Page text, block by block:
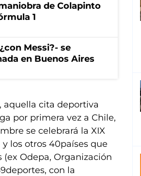
de Colapinto
1
Messi?- se
en Buenos Aires
aquella cita deportiva
por primera vez a Chile,
se celebrará la XIX
los otros 40países que
Odepa, Organización
con la